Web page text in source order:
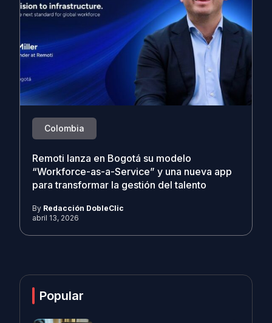
Colombia
Remoti lanza en Bogotá su modelo
“Workforce-as-a-Service” y una nueva app
para transformar la gestión del talento
By Redacción DobleClic
abril 13, 2026
Popular